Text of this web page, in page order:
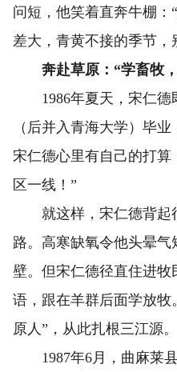
问短，他笑着直奔牛棚：
差大，青黄不接的季节，
奔赴草原：“学畜牧
1986年夏天，宋仁德
（后并入青海大学）毕
宋仁德心里有自己的打算
区一线！”
就这样，宋仁德背起
路。高寒缺氧令他头晕
壁。但宋仁德径直住进
语，跟在羊群后面学放牧
原人”，从此扎根三江源。
1987年6月，曲麻莱县